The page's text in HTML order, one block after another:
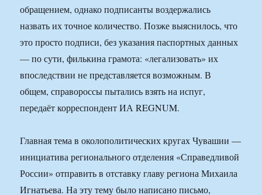
обращением, однако подписанты воздержались
назвать их точное количество. Позже выяснилось, что
это просто подписи, без указания паспортных данных
— по сути, филькина грамота: «легализовать» их
впоследствии не представляется возможным. В
общем, справороссы пытались взять на испуг,
передаёт корреспондент ИА REGNUM.
Главная тема в околополитических кругах Чувашии —
инициатива регионального отделения «Справедливой
России» отправить в отставку главу региона Михаила
Игнатьева. На эту тему было написано письмо,